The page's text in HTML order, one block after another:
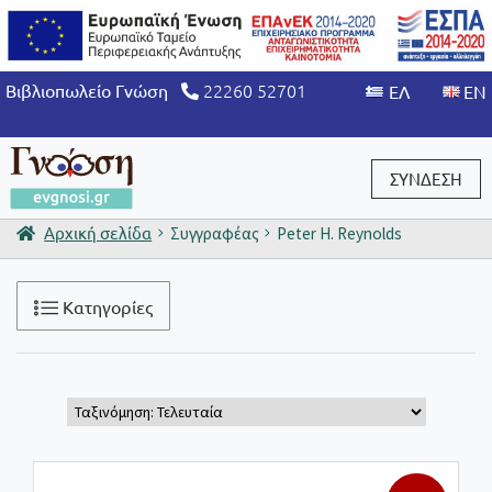
Βιβλιοπωλείο Γνώση 22260 52701
ΣΥΝΔΕΣΗ
Είσοδος / Εγγραφή
Αρχική σελίδα Συγγραφέας Peter H. Reynolds
Κατηγορίες